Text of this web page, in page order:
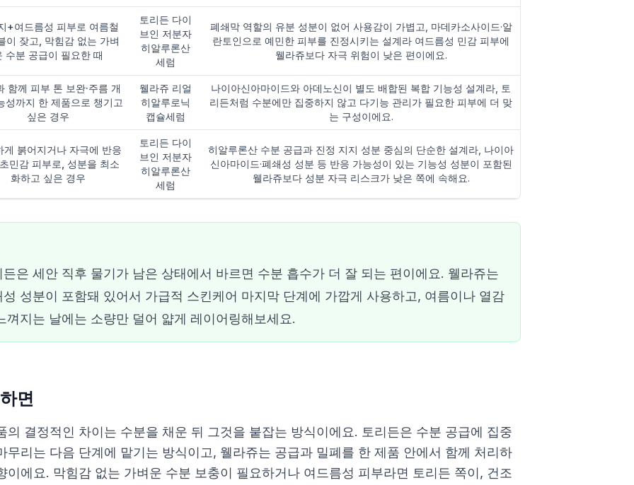
+여드름성 피부로 여름철
이 잦고, 막힘감 없는 가벼
수분 공급이 필요한 때
토리든 다이
브인 저분자
히알루론산
세럼
폐쇄막 역할의 유분 성분이 없어 사용감이 가볍고, 마데카소사이드·알
란토인으로 예민한 피부를 진정시키는 설계라 여드름성 민감 피부에
웰라쥬보다 자극 위험이 낮은 편이에요.
함께 피부 톤 보완·주름 개
성까지 한 제품으로 챙기고
싶은 경우
웰라쥬 리얼
히알루로닉
캡슐세럼
나이아신아마이드와 아데노신이 별도 배합된 복합 기능성 설계라, 토
리든처럼 수분에만 집중하지 않고 다기능 관리가 필요한 피부에 더 맞
는 구성이에요.
게 붉어지거나 자극에 반응
민감 피부로, 성분을 최소
화하고 싶은 경우
토리든 다이
브인 저분자
히알루론산
세럼
히알루론산 수분 공급과 진정 지지 성분 중심의 단순한 설계라, 나이아
신아마이드·폐쇄성 성분 등 반응 가능성이 있는 기능성 성분이 포함된
웰라쥬보다 성분 자극 리스크가 낮은 쪽에 속해요.
든은 세안 직후 물기가 남은 상태에서 바르면 수분 흡수가 더 잘 되는 편이에요. 웰라쥬는
성 성분이 포함돼 있어서 가급적 스킨케어 마지막 단계에 가깝게 사용하고, 여름이나 열감
껴지는 날에는 소량만 덜어 얇게 레이어링해보세요.
면
의 결정적인 차이는 수분을 채운 뒤 그것을 붙잡는 방식이에요. 토리든은 수분 공급에 집중
무리는 다음 단계에 맡기는 방식이고, 웰라쥬는 공급과 밀폐를 한 제품 안에서 함께 처리하
이에요. 막힘감 없는 가벼운 수분 보충이 필요하거나 여드름성 피부라면 토리든 쪽이, 건조